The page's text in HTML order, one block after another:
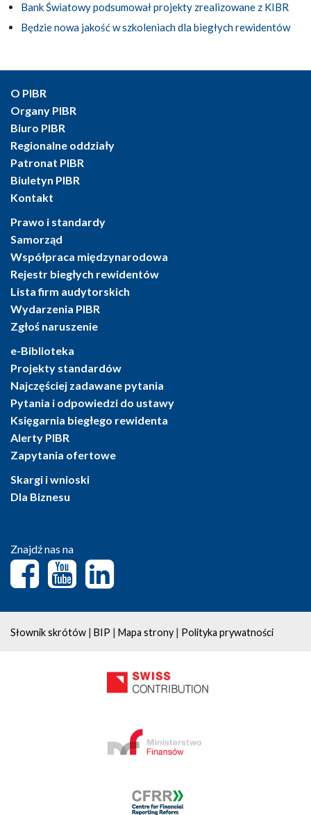
Bank Światowy podsumował projekty zrealizowane z KIBR
Będzie nowa jakość w szkoleniach dla biegłych rewidentów
O PIBR
Organy PIBR
Biuro PIBR
Regionalne oddziały
Patronat PIBR
Biuletyn PIBR
Kontakt
Prawo i standardy
Samorząd
Współpraca międzynarodowa
Rejestr biegłych rewidentów
Lista firm audytorskich
Wydarzenia PIBR
Zgłoś naruszenie
e-Biblioteka
Projekty standardów
Najczęściej zadawane pytania
Pytania i odpowiedzi do ustawy
Księgarnia biegłego rewidenta
Alerty PIBR
Zapytania ofertowe
Skargi i wnioski
Dla Biznesu
Znajdź nas na
Słownik skrótów | BIP | Mapa strony | Polityka prywatności